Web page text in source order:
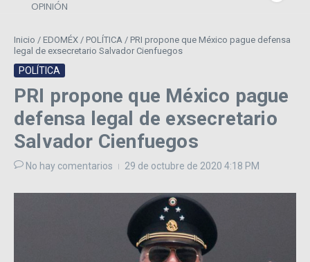
OPINIÓN
Inicio / EDOMÉX / POLÍTICA / PRI propone que México pague defensa
legal de exsecretario Salvador Cienfuegos
POLÍTICA
PRI propone que México pague
defensa legal de exsecretario
Salvador Cienfuegos
No hay comentarios 29 de octubre de 2020 4:18 PM